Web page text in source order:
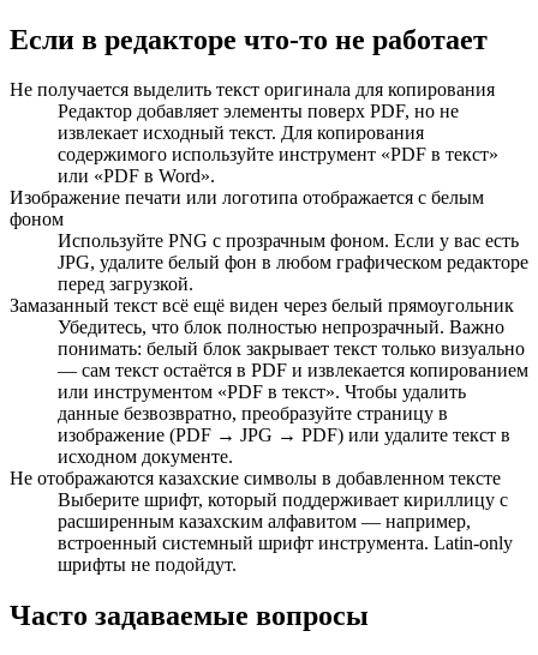
Если в редакторе что-то не работает
Не получается выделить текст оригинала для копирования
Редактор добавляет элементы поверх PDF, но не
извлекает исходный текст. Для копирования
содержимого используйте инструмент «PDF в текст»
или «PDF в Word».
Изображение печати или логотипа отображается с белым
фоном
Используйте PNG с прозрачным фоном. Если у вас есть
JPG, удалите белый фон в любом графическом редакторе
перед загрузкой.
Замазанный текст всё ещё виден через белый прямоугольник
Убедитесь, что блок полностью непрозрачный. Важно
понимать: белый блок закрывает текст только визуально
— сам текст остаётся в PDF и извлекается копированием
или инструментом «PDF в текст». Чтобы удалить
данные безвозвратно, преобразуйте страницу в
изображение (PDF → JPG → PDF) или удалите текст в
исходном документе.
Не отображаются казахские символы в добавленном тексте
Выберите шрифт, который поддерживает кириллицу с
расширенным казахским алфавитом — например,
встроенный системный шрифт инструмента. Latin-only
шрифты не подойдут.
Часто задаваемые вопросы